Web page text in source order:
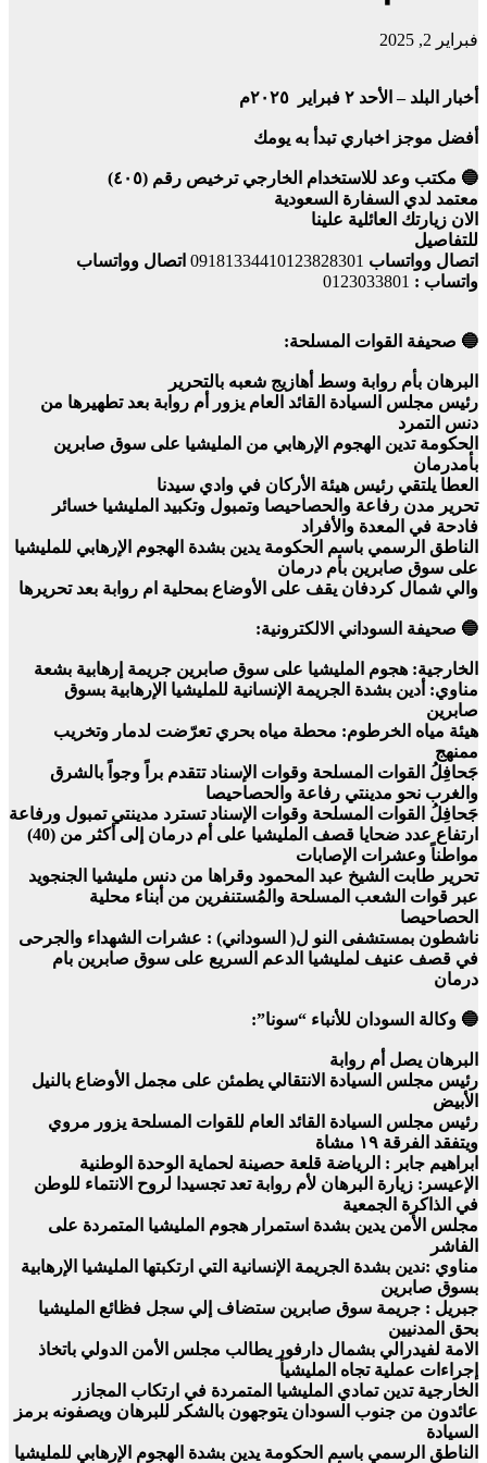
فبراير 2, 2025
أخبار البلد – الأحد ٢ فبراير ٢٠٢٥م
أفضل موجز اخباري تبدأ به يومك
🔵 مكتب وعد للاستخدام الخارجي ترخيص رقم (٤٠٥)
معتمد لدي السفارة السعودية
الان زيارتك العائلية علينا
للتفاصيل
اتصال وواتساب 09181334410123828301 اتصال وواتساب
واتساب : 0123033801
🔵 صحيفة القوات المسلحة:
البرهان بأم روابة وسط أهازيج شعبه بالتحرير
رئيس مجلس السيادة القائد العام يزور أم روابة بعد تطهيرها من
دنس التمرد
الحكومة تدين الهجوم الإرهابي من المليشيا على سوق صابرين
بأمدرمان
العطا يلتقي رئيس هيئة الأركان في وادي سيدنا
تحرير مدن رفاعة والحصاحيصا وتمبول وتكبيد المليشيا خسائر
فادحة في المعدة والأفراد
الناطق الرسمي باسم الحكومة يدين بشدة الهجوم الإرهابي للمليشيا
على سوق صابرين بأم درمان
والي شمال كردفان يقف على الأوضاع بمحلية ام روابة بعد تحريرها
🔵 صحيفة السوداني الالكترونية:
الخارجية: هجوم المليشيا على سوق صابرين جريمة إرهابية بشعة
مناوي: أدين بشدة الجريمة الإنسانية للمليشيا الإرهابية بسوق
صابرين
هيئة مياه الخرطوم: محطة مياه بحري تعرّضت لدمار وتخريب
ممنهج
جَحافِلُ القوات المسلحة وقوات الإسناد تتقدم براً وجواً بالشرق
والغرب نحو مدينتي رفاعة والحصاحيصا
جَحافِلُ القوات المسلحة وقوات الإسناد تسترد مدينتي تمبول ورفاعة
ارتفاع عدد ضحايا قصف المليشيا على أم درمان إلى أكثر من (40)
مواطناً وعشرات الإصابات
تحرير طابت الشيخ عبد المحمود وقراها من دنس مليشيا الجنجويد
عبر قوات الشعب المسلحة والمُستنفرين من أبناء محلية
الحصاحيصا
ناشطون بمستشفى النو ل( السوداني) : عشرات الشهداء والجرحى
في قصف عنيف لمليشيا الدعم السريع على سوق صابرين بام
درمان
🔵 وكالة السودان للأنباء “سونا”:
البرهان يصل أم روابة
رئيس مجلس السيادة الانتقالي يطمئن على مجمل الأوضاع بالنيل
الأبيض
رئيس مجلس السيادة القائد العام للقوات المسلحة يزور مروي
ويتفقد الفرقة ١٩ مشاة
ابراهيم جابر : الرياضة قلعة حصينة لحماية الوحدة الوطنية
الإعيسر: زيارة البرهان لأم روابة تعد تجسيدا لروح الانتماء للوطن
في الذاكرة الجمعية
مجلس الأمن يدين بشدة استمرار هجوم المليشيا المتمردة على
الفاشر
مناوي :ندين بشدة الجريمة الإنسانية التي ارتكبتها المليشيا الإرهابية
بسوق صابرين
جبريل : جريمة سوق صابرين ستضاف إلي سجل فظائع المليشيا
بحق المدنيين
الامة لفيدرالي بشمال دارفور يطالب مجلس الأمن الدولي باتخاذ
إجراءات عملية تجاه المليشيأ
الخارجية تدين تمادي المليشيا المتمردة في ارتكاب المجازر
عائدون من جنوب السودان يتوجهون بالشكر للبرهان ويصفونه برمز
السيادة
الناطق الرسمي باسم الحكومة يدين بشدة الهجوم الإرهابي للمليشيا